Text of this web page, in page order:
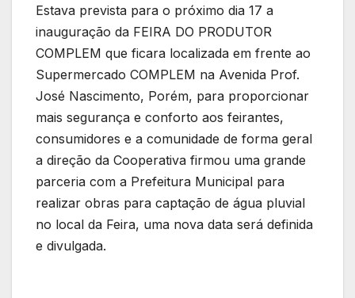
Estava prevista para o próximo dia 17 a
inauguração da FEIRA DO PRODUTOR
COMPLEM que ficara localizada em frente ao
Supermercado COMPLEM na Avenida Prof.
José Nascimento, Porém, para proporcionar
mais segurança e conforto aos feirantes,
consumidores e a comunidade de forma geral
a direção da Cooperativa firmou uma grande
parceria com a Prefeitura Municipal para
realizar obras para captação de água pluvial
no local da Feira, uma nova data será definida
e divulgada.